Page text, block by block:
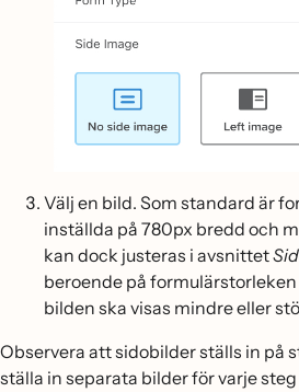
Välj en bild. Som standard är
inställda på 780px bredd och
kan dock justeras i avsnittet
beroende på
bilden ska visas mindre eller
Observera att sidobilder ställs in på
ställa in separata bilder för varje